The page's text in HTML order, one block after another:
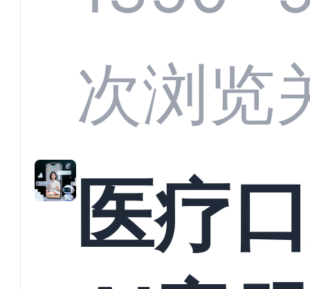
标准？
如何
教育
次浏览
医疗